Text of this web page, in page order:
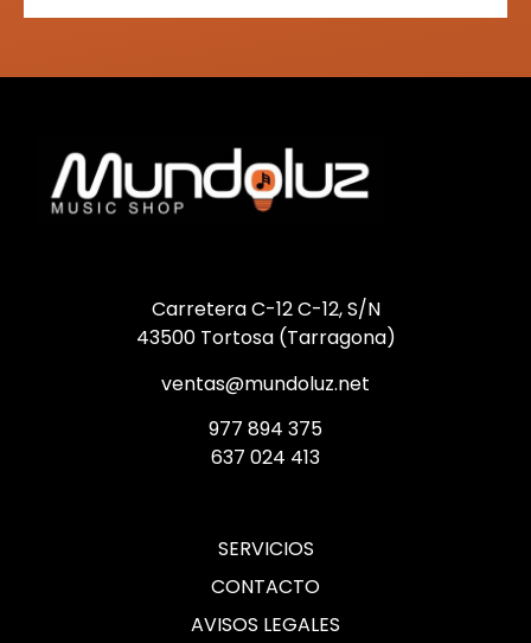
Carretera C-12 C-12, S/N
43500 Tortosa (Tarragona)
ventas@mundoluz.net
977 894 375
637 024 413
SERVICIOS
CONTACTO
AVISOS LEGALES